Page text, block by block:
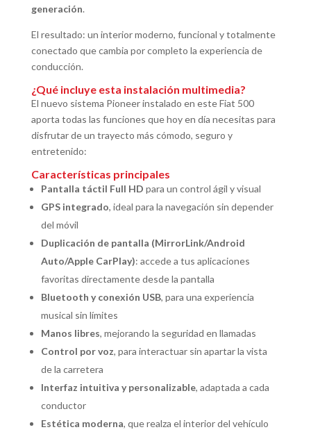
generación.
El resultado: un interior moderno, funcional y totalmente
conectado que cambia por completo la experiencia de
conducción.
¿Qué incluye esta instalación multimedia?
El nuevo sistema Pioneer instalado en este Fiat 500
aporta todas las funciones que hoy en día necesitas para
disfrutar de un trayecto más cómodo, seguro y
entretenido:
Características principales
Pantalla táctil Full HD para un control ágil y visual
GPS integrado, ideal para la navegación sin depender
del móvil
Duplicación de pantalla (MirrorLink/Android
Auto/Apple CarPlay): accede a tus aplicaciones
favoritas directamente desde la pantalla
Bluetooth y conexión USB, para una experiencia
musical sin límites
Manos libres, mejorando la seguridad en llamadas
Control por voz, para interactuar sin apartar la vista
de la carretera
Interfaz intuitiva y personalizable, adaptada a cada
conductor
Estética moderna, que realza el interior del vehículo